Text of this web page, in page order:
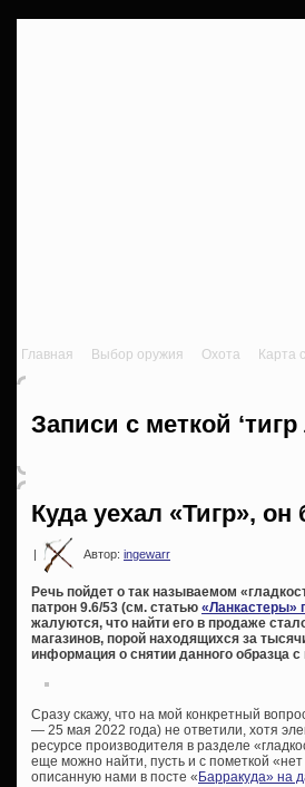
Главная Выбор оружия Охота Карта
Записи с меткой ‘тигр
Куда уехал «Тигр»,
| Автор: ingewarr
Речь пойдет о так называемом
патрон 9.6/53 (см. статью «Ланкастеры»
жалуются, что найти его в продаже
магазинов, порой находящихся за
информация о снятии данного образца с
Сразу скажу, что на мой конкретный
— 25 мая 2022 года) не ответили, хотя
ресурсе производителя в разделе
еще можно найти, пусть и с пометкой
описанную нами в посте « Барракуда» на